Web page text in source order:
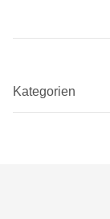
Kategorien